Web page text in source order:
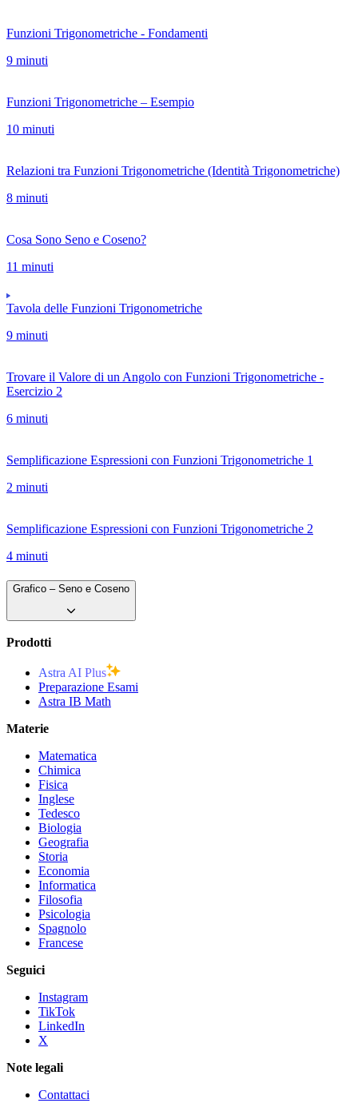
Funzioni Trigonometriche - Fondamenti
9 minuti
Funzioni Trigonometriche – Esempio
10 minuti
Relazioni tra Funzioni Trigonometriche (Identità Trigonometriche)
8 minuti
Cosa Sono Seno e Coseno?
11 minuti
Tavola delle Funzioni Trigonometriche
9 minuti
Trovare il Valore di un Angolo con Funzioni Trigonometriche -
Esercizio 2
6 minuti
Semplificazione Espressioni con Funzioni Trigonometriche 1
2 minuti
Semplificazione Espressioni con Funzioni Trigonometriche 2
4 minuti
Grafico – Seno e Coseno
Prodotti
Astra AI Plus
Preparazione Esami
Astra IB Math
Materie
Matematica
Chimica
Fisica
Inglese
Tedesco
Biologia
Geografia
Storia
Economia
Informatica
Filosofia
Psicologia
Spagnolo
Francese
Seguici
Instagram
TikTok
LinkedIn
X
Note legali
Contattaci